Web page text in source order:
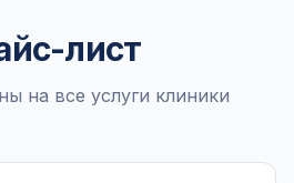
Оборудование
Вакансии
Все материалы
Срок результатов диагностики
лист
на все услуги клиники